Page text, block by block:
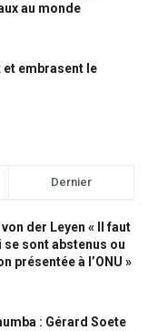
au monde
et embrasent le
Dernier
der Leyen « Il faut
sont abstenus ou
présentée à l’ONU »
: Gérard Soete